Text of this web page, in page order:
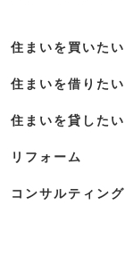
住まいを買いたい
住まいを借りたい
住まいを貸したい
リフォーム
コンサルティング